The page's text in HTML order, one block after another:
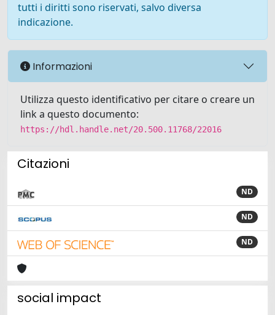
tutti i diritti sono riservati, salvo diversa
indicazione.
Informazioni
Utilizza questo identificativo per citare o creare un
link a questo documento:
https://hdl.handle.net/20.500.11768/22016
Citazioni
ND
ND
ND
social impact